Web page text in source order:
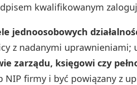
kwalifikowanym
jednoosobowych
z nadanymi uprawnieniami;
zarządu, księgowi czy
NIP firmy i być powiązany z